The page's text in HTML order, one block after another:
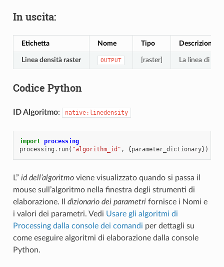
In uscita:
Etichetta Nome Tipo Descrizione
Linea densità raster OUTPUT [raster] La linea di
Codice Python
ID Algoritmo: native:linedensity
import processing
processing . run( "algorithm_id" , {parameter_dictionary})
L” id dell’algoritmoviene visualizzato quando si passa il
mouse sull’algoritmo nella finestra degli strumenti di
elaborazione. Il dizionario dei parametrifornisce i Nomi e
i valori dei parametri. Vedi Usare gli algoritmi di
Processing dalla console dei comandi per dettagli su
come eseguire algoritmi di elaborazione dalla console
Python.